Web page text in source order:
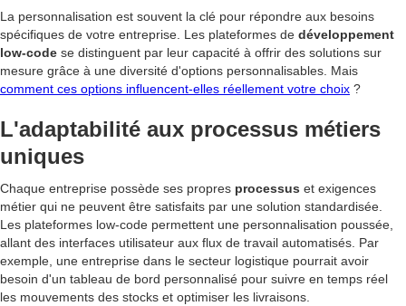
La personnalisation est souvent la clé pour répondre aux besoins
spécifiques de votre entreprise. Les plateformes de développement
low-code se distinguent par leur capacité à offrir des solutions sur
mesure grâce à une diversité d'options personnalisables. Mais
comment ces options influencent-elles réellement votre choix ?
L'adaptabilité aux processus métiers
uniques
Chaque entreprise possède ses propres processus et exigences
métier qui ne peuvent être satisfaits par une solution standardisée.
Les plateformes low-code permettent une personnalisation poussée,
allant des interfaces utilisateur aux flux de travail automatisés. Par
exemple, une entreprise dans le secteur logistique pourrait avoir
besoin d'un tableau de bord personnalisé pour suivre en temps réel
les mouvements des stocks et optimiser les livraisons.